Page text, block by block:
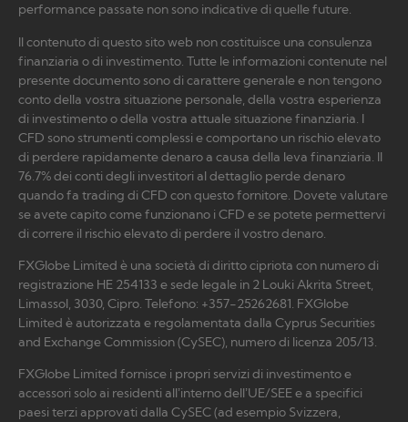
performance passate non sono indicative di quelle future.
Il contenuto di questo sito web non costituisce una consulenza
finanziaria o di investimento. Tutte le informazioni contenute nel
presente documento sono di carattere generale e non tengono
conto della vostra situazione personale, della vostra esperienza
di investimento o della vostra attuale situazione finanziaria. I
CFD sono strumenti complessi e comportano un rischio elevato
di perdere rapidamente denaro a causa della leva finanziaria. Il
76.7% dei conti degli investitori al dettaglio perde denaro
quando fa trading di CFD con questo fornitore. Dovete valutare
se avete capito come funzionano i CFD e se potete permettervi
di correre il rischio elevato di perdere il vostro denaro.
FXGlobe Limited è una società di diritto cipriota con numero di
registrazione HE 254133 e sede legale in 2 Louki Akrita Street,
Limassol, 3030, Cipro. Telefono: +357-25262681. FXGlobe
Limited è autorizzata e regolamentata dalla Cyprus Securities
and Exchange Commission (CySEC), numero di licenza 205/13.
FXGlobe Limited fornisce i propri servizi di investimento e
accessori solo ai residenti all’interno dell’UE/SEE e a specifici
paesi terzi approvati dalla CySEC (ad esempio Svizzera,